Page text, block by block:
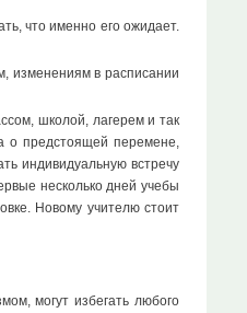
что именно его ожидает.
изменениям в расписании
школой, лагерем и так
о предстоящей перемене,
индивидуальную встречу
несколько дней учебы
Новому учителю стоит
могут избегать любого